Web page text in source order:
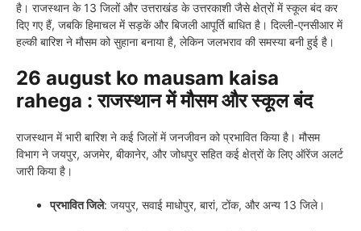
है। राजस्थान के 13 जिलों और उत्तराखंड के उत्तरकाशी जैसे क्षेत्रों में स्कूल बंद कर
दिए गए हैं, जबकि हिमाचल में सड़कें और बिजली आपूर्ति बाधित है। दिल्ली-एनसीआर में
हल्की बारिश ने मौसम को सुहाना बनाया है, लेकिन जलभराव की समस्या बनी हुई है।
26 august ko mausam kaisa
rahega : राजस्थान में मौसम और स्कूल बंद
राजस्थान में भारी बारिश ने कई जिलों में जनजीवन को प्रभावित किया है। मौसम
विभाग ने जयपुर, अजमेर, बीकानेर, और जोधपुर सहित कई क्षेत्रों के लिए ऑरेंज अलर्ट
जारी किया है।
प्रभावित जिले: जयपुर, सवाई माधोपुर, बारां, टोंक, और अन्य 13 जिले।